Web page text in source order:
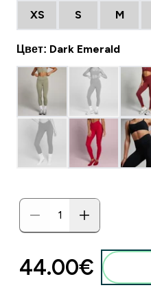
XS S M
Цвет: Dark Emerald
44.00€‎